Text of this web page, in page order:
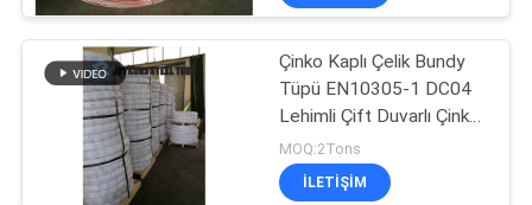
GIZLILIK
POLITIKASI
Dikişsiz Bakır Boru
Çinko Kaplı Çelik Bundy
Tüpü EN10305-1 DC04
Lehimli Çift Duvarlı Çinko
kaplı Boru
MOQ:2Tons
ILETIŞIM